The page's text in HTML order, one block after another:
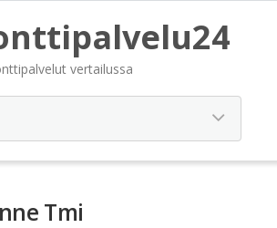
vertailussa
Tmi